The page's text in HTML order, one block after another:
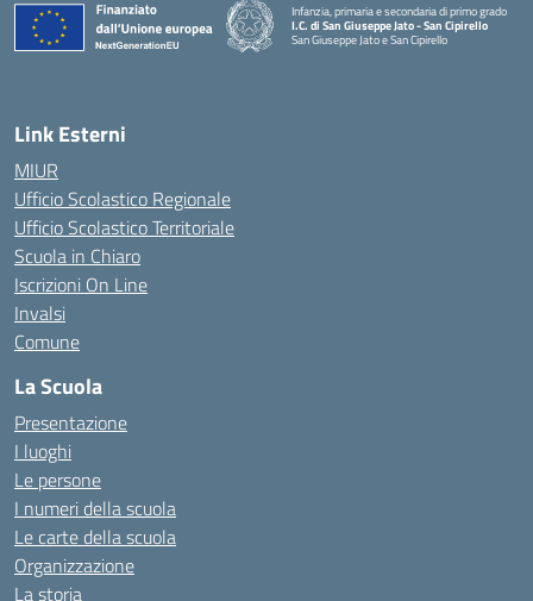
Infanzia, primaria e secondaria di primo grado
I.C. di San Giuseppe Jato - San Cipirello
San Giuseppe Jato e San Cipirello
Link Esterni
MIUR
Ufficio Scolastico Regionale
Ufficio Scolastico Territoriale
Scuola in Chiaro
Iscrizioni On Line
Invalsi
Comune
La Scuola
Presentazione
I luoghi
Le persone
I numeri della scuola
Le carte della scuola
Organizzazione
La storia